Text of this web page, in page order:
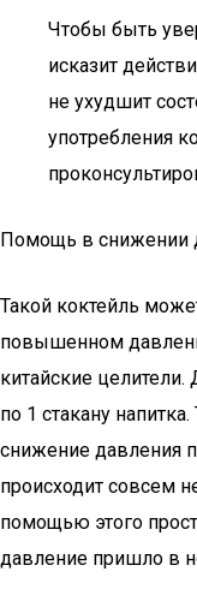
Чтобы быть
исказит
не ухудшит
употребления
Помощь в снижении
Такой коктейль
повышенном
китайские
по 1 стакану
снижение давления
происходит совсем
помощью этого
давление пришло в